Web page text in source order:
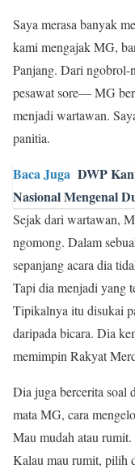
Saya merasa banyak
kami mengajak MG,
Panjang. Dari
pesawat sore— MG
menjadi wartawan.
panitia.
Baca Juga DWP
Nasional Mengenal
Sejak dari wartawan,
ngomong. Dalam
sepanjang acara dia
Tapi dia menjadi yang
Tipikalnya itu disukai
daripada bicara. Dia
memimpin Rakyat
Dia juga bercerita soal
mata MG, cara
Mau mudah atau
Kalau mau rumit, pilih